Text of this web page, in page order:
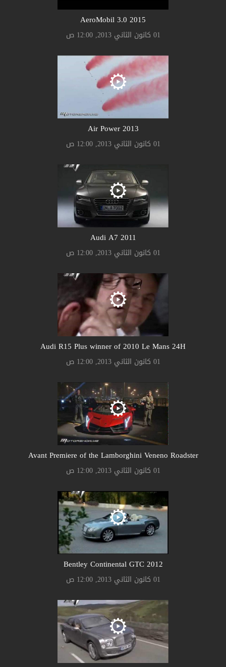
AeroMobil 3.0 2015
01 كانون الثاني 2013, 12:00 ص
Air Power 2013
01 كانون الثاني 2013, 12:00 ص
Audi A7 2011
01 كانون الثاني 2013, 12:00 ص
Audi R15 Plus winner of 2010 Le Mans 24H
01 كانون الثاني 2013, 12:00 ص
Avant Premiere of the Lamborghini Veneno Roadster
01 كانون الثاني 2013, 12:00 ص
Bentley Continental GTC 2012
01 كانون الثاني 2013, 12:00 ص